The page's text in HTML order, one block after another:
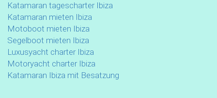
Katamaran tagescharter Ibiza
Katamaran mieten Ibiza
Motoboot mieten Ibiza
Segelboot mieten Ibiza
Luxusyacht charter Ibiza
Motoryacht charter Ibiza
Katamaran Ibiza mit Besatzung